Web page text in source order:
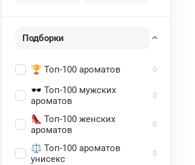
Подборки
🏆 Топ-100 ароматов 0
🕶️ Топ-100 мужских
ароматов
0
👠 Топ-100 женских
ароматов
0
⚖️ Топ-100 ароматов
унисекс
0